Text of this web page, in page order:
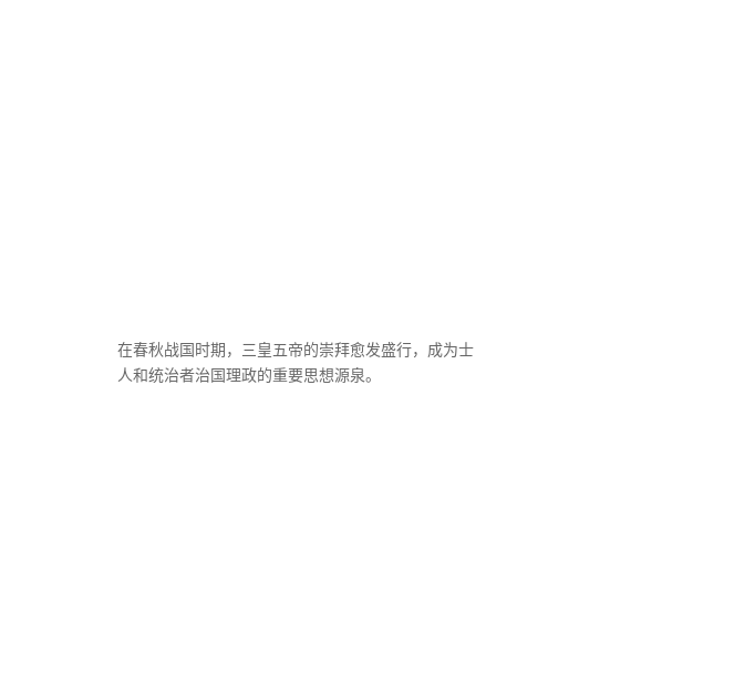
在春秋战国时期，三皇五帝的崇拜愈发盛行，成为士
人和统治者治国理政的重要思想源泉。